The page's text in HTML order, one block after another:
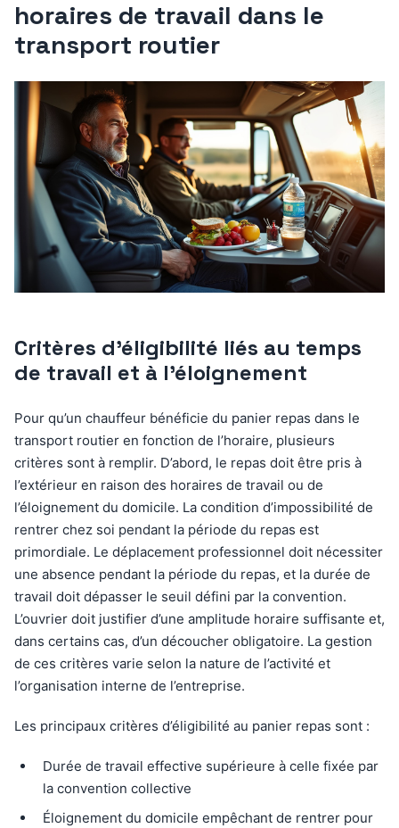
horaires de travail dans le
transport routier
Critères d’éligibilité liés au temps
de travail et à l’éloignement
Pour qu’un chauffeur bénéficie du panier repas dans le
transport routier en fonction de l’horaire, plusieurs
critères sont à remplir. D’abord, le repas doit être pris à
l’extérieur en raison des horaires de travail ou de
l’éloignement du domicile. La condition d’impossibilité de
rentrer chez soi pendant la période du repas est
primordiale. Le déplacement professionnel doit nécessiter
une absence pendant la période du repas, et la durée de
travail doit dépasser le seuil défini par la convention.
L’ouvrier doit justifier d’une amplitude horaire suffisante et,
dans certains cas, d’un découcher obligatoire. La gestion
de ces critères varie selon la nature de l’activité et
l’organisation interne de l’entreprise.
Les principaux critères d’éligibilité au panier repas sont :
Durée de travail effective supérieure à celle fixée par
la convention collective
Éloignement du domicile empêchant de rentrer pour